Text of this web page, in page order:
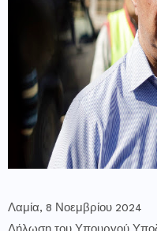
Λαμία, 8 Νοεμβρίου 2024